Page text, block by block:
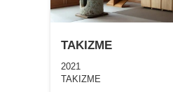
TAKIZME
2021
TAKIZME